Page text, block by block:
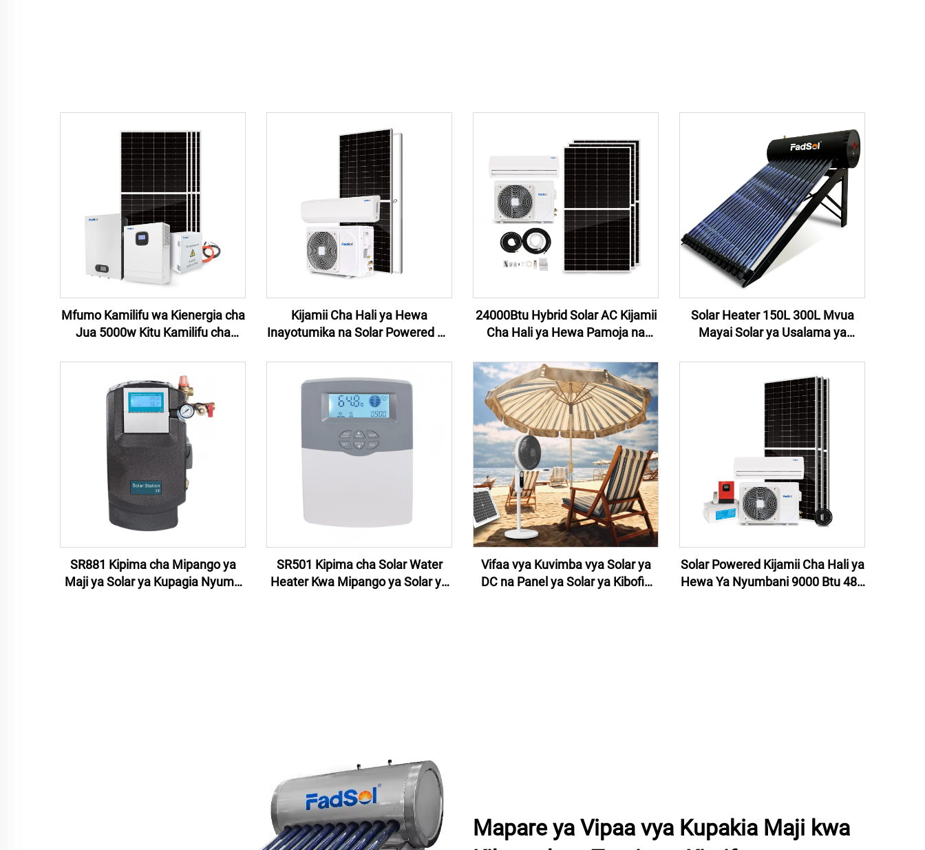
Mfumo Kamilifu wa Kienergia cha
Jua 5000w Kitu Kamilifu cha
wa Kienergia cha Jua cha Kiungo
cha Uzito 5KW
Kijamii Cha Hali ya Hewa
Inayotumika na Solar Powered Air
18000btu Solar Ac Kijamii Cha
Hali ya Hewa On Grid System
24000Btu Hybrid Solar AC Kijamii
Cha Hali ya Hewa Pamoja na
Kijamii Cha Hali ya Hewa Solar Air
Conditioner Bei
Solar Heater 150L 300L Mvua
Mayai Solar ya Usalama ya
Certificated
SR881 Kipima cha Mipango ya
Maji ya Solar ya Kupagia Nyuma
SR501 Kipima cha Solar Water
Heater Kwa Mipango ya Solar ya
Vifaa vya Kuvimba vya Solar ya
DC na Panel ya Solar ya Kibofia
Solar Powered Kijamii Cha Hali ya
Hewa Ya Nyumbani 9000 Btu 48V
Mapare ya Vipaa vya Kupakia Maji kwa